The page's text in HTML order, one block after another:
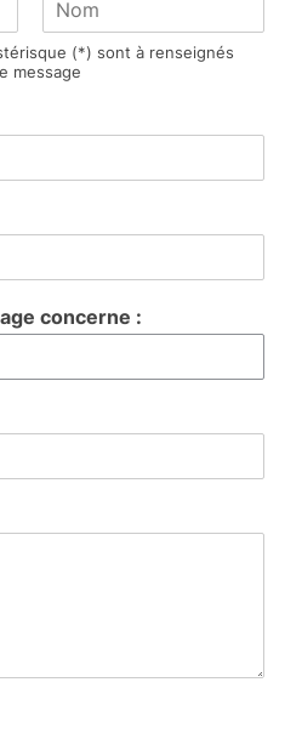
o
m
(*) sont à renseignés
message
concerne :